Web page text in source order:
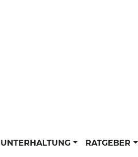
UNTERHALTUNG RATGEBER